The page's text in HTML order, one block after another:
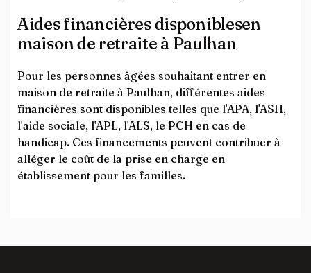
Aides financières disponiblesen
maison de retraite à Paulhan
Pour les personnes âgées souhaitant entrer en
maison de retraite à Paulhan, différentes aides
financières sont disponibles telles que l'APA, l'ASH,
l'aide sociale, l'APL, l'ALS, le PCH en cas de
handicap. Ces financements peuvent contribuer à
alléger le coût de la prise en charge en
établissement pour les familles.